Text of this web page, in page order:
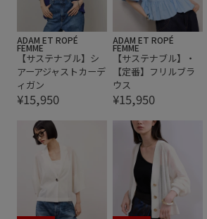
ADAM ET ROPÉ
FEMME
【サステナブル】シ
アーアジャストカーデ
ィガン
¥15,950
ADAM ET ROPÉ
FEMME
【サステナブル】・
【定番】フリルブラ
ウス
¥15,950